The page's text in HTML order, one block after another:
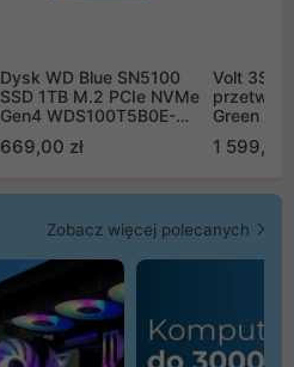
Dysk WD Blue SN5100
SSD 1TB M.2 PCIe NVMe
Gen4 WDS100T5B0E-
669,00 zł
Volt
Green
1 599,00
Zobacz więcej polecanych